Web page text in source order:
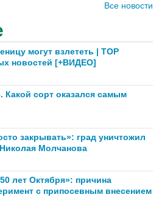
Все новости
могут взлететь | TOP
новостей [+ВИДЕО]
Какой сорт оказался самым
закрывать»: град уничтожил
Молчанова
лет Октября»: причина
с припосевным внесением